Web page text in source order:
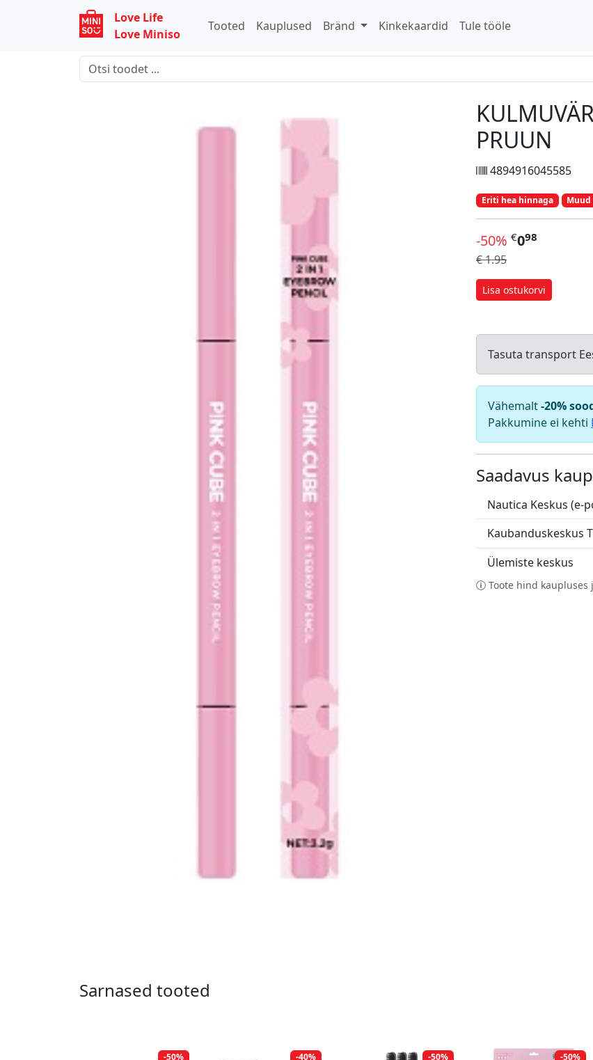
Love Life
Love Miniso
Tooted Kauplused Bränd Kinkekaardid Tule tööle
PRUUN
4894916045585
Eriti hea hinnaga
-50% €098
€ 1.95
Lisa ostukorvi
Tasuta transport
Vähemalt-20%
Pakkumine ei kehti
Saadavus
Nautica Keskus (e-
Kaubanduskeskus
Ülemiste keskus
Toote hind kaupluses
Sarnased tooted
-50% -40% -50% -50%